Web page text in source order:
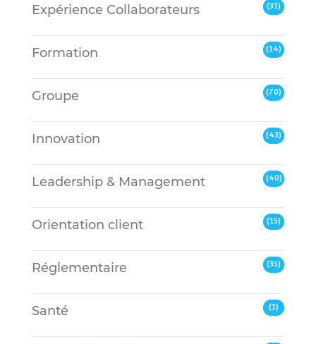
Expérience Collaborateurs (31)
Formation (14)
Groupe (70)
Innovation (43)
Leadership & Management (40)
Orientation client (15)
Réglementaire (35)
Santé (1)